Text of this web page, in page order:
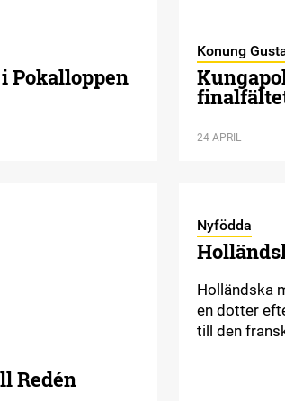
Pokalloppen
Konung
24 APRIL
Redén
Nyfödda
Holländska
en dotter
till den